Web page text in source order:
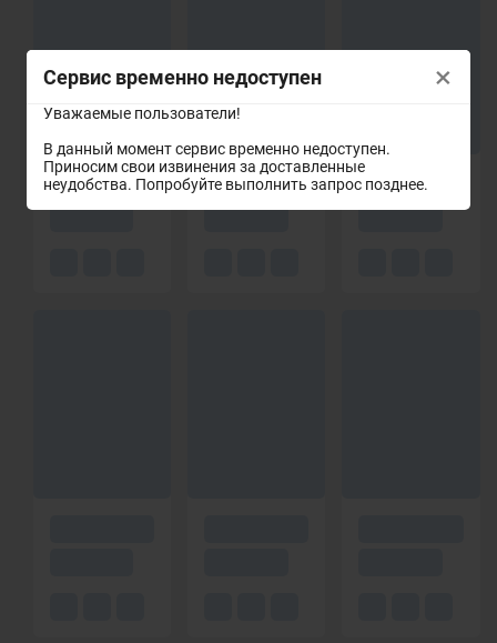
Сервис временно недоступен
Уважаемые пользователи!
В данный момент сервис временно недоступен.
Приносим свои извинения за доставленные
неудобства. Попробуйте выполнить запрос позднее.
×